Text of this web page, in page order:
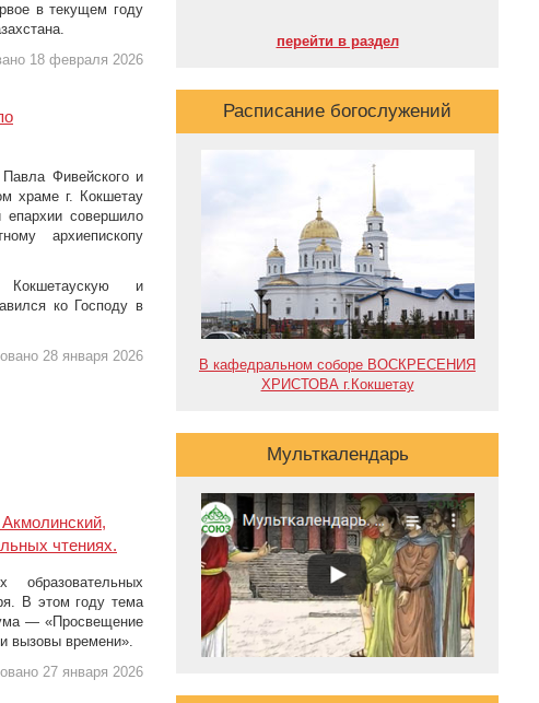
в текущем году
18 февраля 2026
Фивейского и
храме г. Кокшетау
епархии совершило
архиепископу
Кокшетаускую и
ко Господу в
28 января 2026
чтениях.
образовательных
В этом году тема
— «Просвещение
вызовы времени».
27 января 2026
перейти в раздел
Расписание богослужений
В кафедральном соборе ВОСКРЕСЕНИЯ
ХРИСТОВА г.Кокшетау
Мульткалендарь